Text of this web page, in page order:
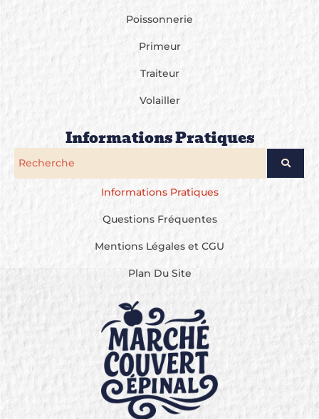
Poissonnerie
Primeur
Traiteur
Volailler
Informations Pratiques
Informations Pratiques
Questions Fréquentes
Mentions Légales et CGU
Plan Du Site